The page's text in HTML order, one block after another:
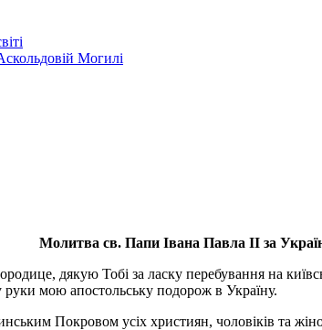
Могилі
Молитва св. Папи Івана Павла ІІ за
дякую Тобі за ласку перебування на
мою апостольську подорож в Україну.
Покровом усіх християн, чоловіків та